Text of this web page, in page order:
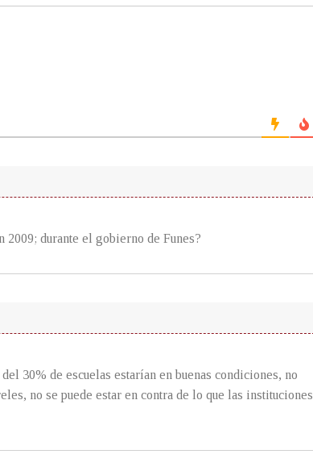
2009; durante el gobierno de Funes?
30% de escuelas estarían en buenas condiciones, no
no se puede estar en contra de lo que las instituciones